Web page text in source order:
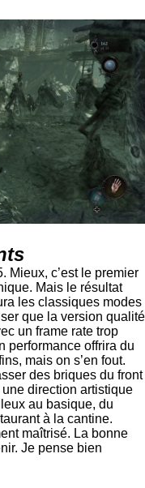
Mieux, c’est le premier
Mais le résultat
les classiques modes
que la version qualité
un frame rate trop
performance offrira du
mais on s’en fout.
des briques du front
direction artistique
au basique, du
à la cantine.
maîtrisé. La bonne
Je pense bien